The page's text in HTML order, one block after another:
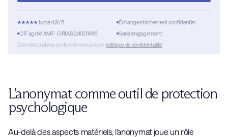
Noté 4,9/5
Échange strictement confidentiel
CIF agréé AMF · ORIAS 24001416
Sans engagement
Données traitées conformément à notre politique de confidentialité
L’anonymat comme outil de protection
psychologique
Au-delà des aspects matériels, l’anonymat joue un rôle